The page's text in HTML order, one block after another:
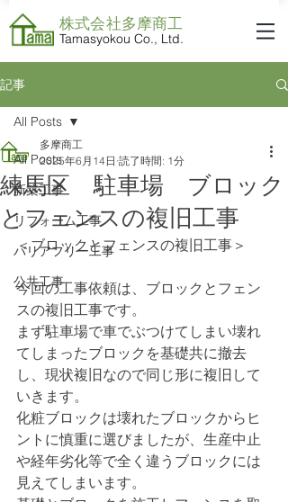
株式会社​多摩商工
Tamasyokou Co., Ltd.
記事
All Posts
新築工事
リフォーム工事
バリアフリー工事
公共工事
All Posts
練馬区 駐車場 ブロック
とフェンスの複旧工事
多摩商工
2025年6月14日 読了時間: 1分
＜ブロックとフェンスの複旧工事＞
今回の工事依頼は、ブロックとフェン
スの複旧工事です。
まず駐車場で車でぶつけてしまい壊れ
てしまったブロックを基礎共に撤去
し、現状複旧なので同じ形に複旧して
いきます。
化粧ブロックは壊れたブロックからヒ
ントに慎重に選びましたが、生産中止
や経年劣化等で全く違うブロックには
見えてしまいます。